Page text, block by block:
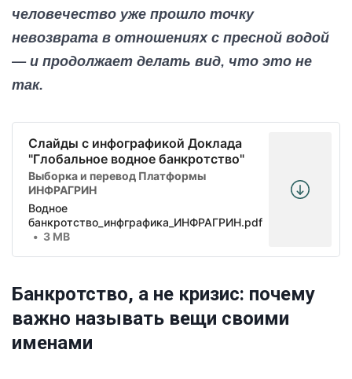
человечество уже прошло точку
невозврата в отношениях с пресной водой
— и продолжает делать вид, что это не
так.
Слайды с инфографикой Доклада
"Глобальное водное банкротство"
Выборка и перевод Платформы
ИНФРАГРИН
Водное
банкротство_инфграфика_ИНФРАГРИН.pdf
3 MB
Банкротство, а не кризис: почему
важно называть вещи своими
именами